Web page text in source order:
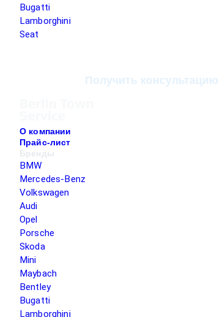
Bugatti
Lamborghini
Seat
Получить консультацию
О компании
Прайс-лист
Бренды
BMW
Mercedes-Benz
Volkswagen
Audi
Opel
Porsche
Skoda
Mini
Maybach
Bentley
Bugatti
Lamborghini